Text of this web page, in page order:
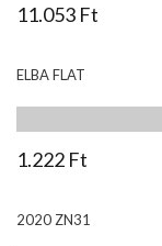
11.053 Ft
ELBA FLAT
1.222 Ft
2020 ZN31